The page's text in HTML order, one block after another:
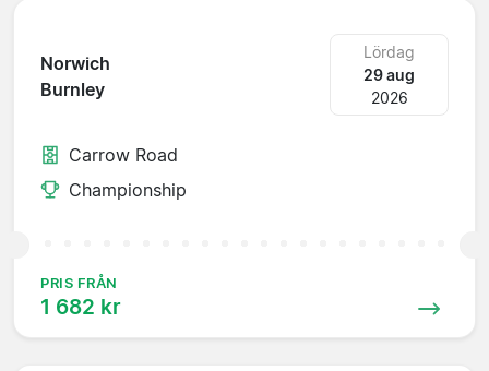
Norwich
Burnley
Lördag
29 aug
2026
Carrow Road
Championship
PRIS FRÅN
1 682 kr